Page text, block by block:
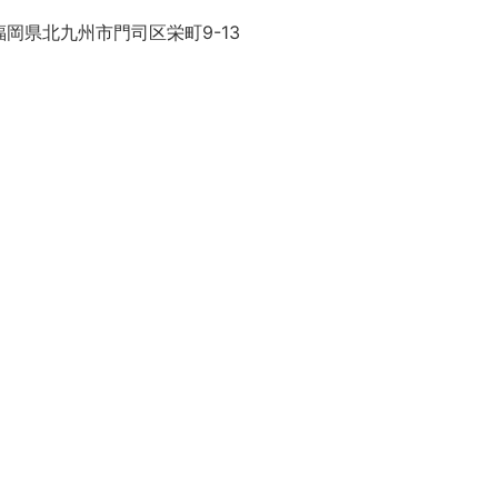
岡県北九州市門司区栄町9-13